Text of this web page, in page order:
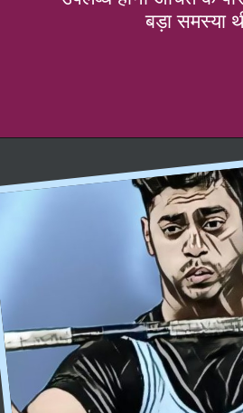
बड़ा समस्या